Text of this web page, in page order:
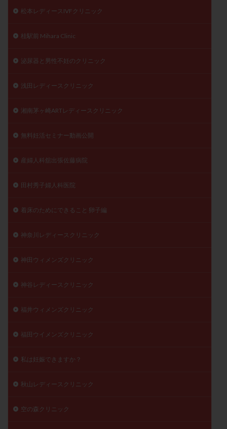
松本レディースIVFクリニック
桂駅前 Mihara Clinic
泌尿器と男性不妊のクリニック
浅田レディースクリニック
湘南茅ヶ崎ARTレディースクリニック
無料妊活セミナー動画公開
産婦人科舘出張佐藤病院
田村秀子婦人科医院
着床のためにできること 卵子編
神奈川レディースクリニック
神田ウィメンズクリニック
神谷レディースクリニック
福井ウィメンズクリニック
福田ウイメンズクリニック
私は妊娠できますか？
秋山レディースクリニック
空の森クリニック